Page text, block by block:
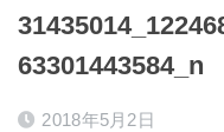
63301443584_n
2018年5月2日